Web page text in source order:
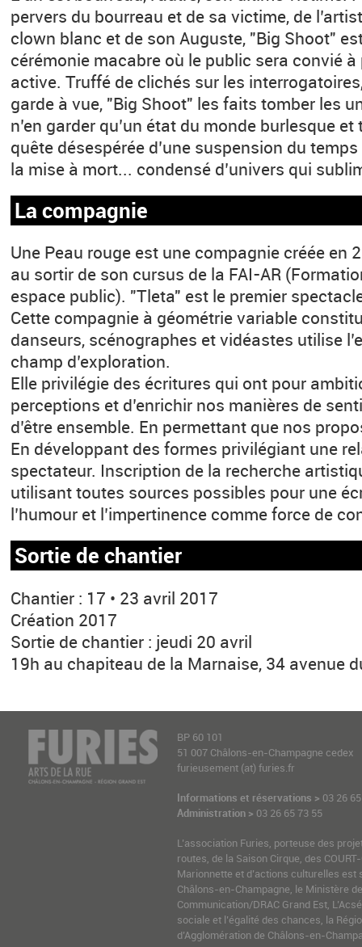
pervers du bourreau et de sa victime, de
clown blanc et de son Auguste, "Big Shoot"
cérémonie macabre où le public sera convié
active. Truffé de clichés sur les
garde à vue, "Big Shoot" les faits tomber les
n’en garder qu’un état du monde burlesque
quête désespérée d’une suspension du
la mise à mort... condensé d’univers qui
La compagnie
Une Peau rouge est une compagnie créée en
au sortir de son cursus de la FAI-AR
espace public). "Tleta" est le premier
Cette compagnie à géométrie variable
danseurs, scénographes et vidéastes utilise
champ d’exploration.
Elle privilégie des écritures qui ont pour
perceptions et d’enrichir nos manières de
d’être ensemble. En permettant que nos
En développant des formes privilégiant une
spectateur. Inscription de la recherche
utilisant toutes sources possibles pour une
l’humour et l’impertinence comme force de
Sortie de chantier
Chantier : 17 • 23 avril 2017
Création 2017
Sortie de chantier : jeudi 20 avril
19h au chapiteau de la Marnaise, 34 avenue
BP 60 101
51 007 Châlons-en-Champagne cedex
furieusement (at) furies.fr
Informations et réservations > 03 26
Administration > 03 26 65 73 55
L’association Furies, porteuse des
routes, de la Saison Cirque, des
Marionnette et d’actions culturelles est
Châlons-en-Champagne, le Ministère
Communication/DRAC Grand Est,
sociale et l’égalité des chances, la
d’Agglomération de Châlons-en-